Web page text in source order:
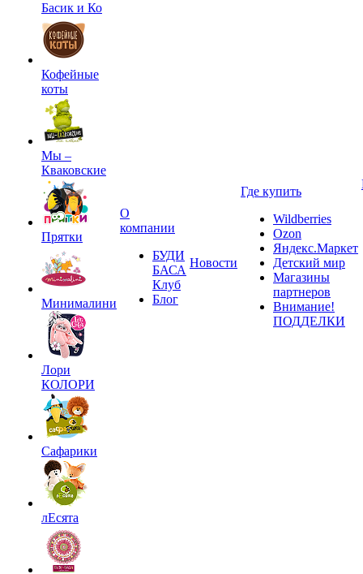
Басик и Ко
Кофейные
коты
Мы –
Кваковские
Прятки
Минималини
Лори
КОЛОРИ
Сафарики
лЕсята
О
компании
БУДИ
БАСА
Клуб
Блог
Новости
Где купить
Wildberries
Ozon
Яндекс.Маркет
Детский мир
Магазины
партнеров
Внимание!
ПОДДЕЛКИ